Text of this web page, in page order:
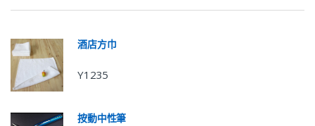
酒店方巾
Y1235
按動中性筆